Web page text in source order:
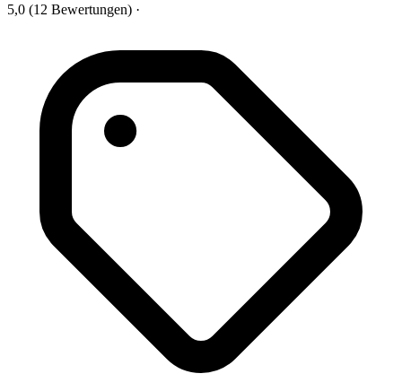
5,0 (12 Bewertungen) ·